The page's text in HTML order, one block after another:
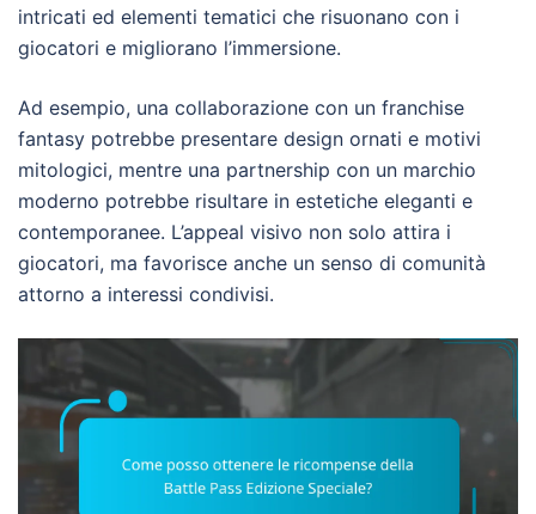
intricati ed elementi tematici che risuonano con i
giocatori e migliorano l’immersione.
Ad esempio, una collaborazione con un franchise
fantasy potrebbe presentare design ornati e motivi
mitologici, mentre una partnership con un marchio
moderno potrebbe risultare in estetiche eleganti e
contemporanee. L’appeal visivo non solo attira i
giocatori, ma favorisce anche un senso di comunità
attorno a interessi condivisi.